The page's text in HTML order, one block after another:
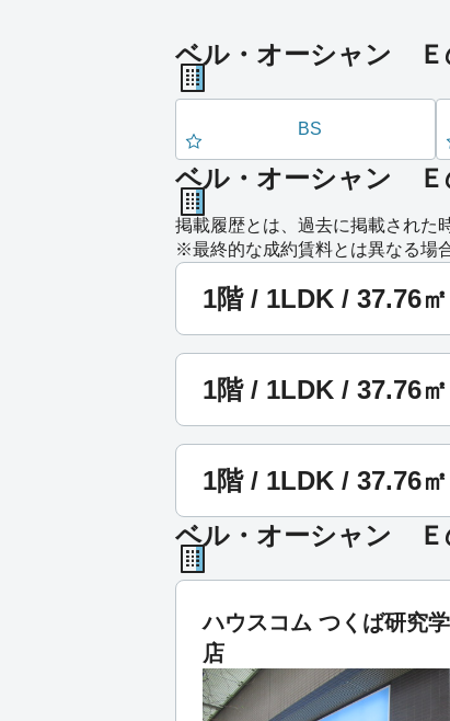
ベル・オーシャン Ｅ
BS
ベル・オーシャン Ｅ
掲載履歴とは、過去に掲載された
※最終的な成約賃料とは異なる場
1階 / 1LDK / 37.76㎡
1階 / 1LDK / 37.76㎡
1階 / 1LDK / 37.76㎡
ベル・オーシャン Ｅ
ハウスコム つくば研究
店